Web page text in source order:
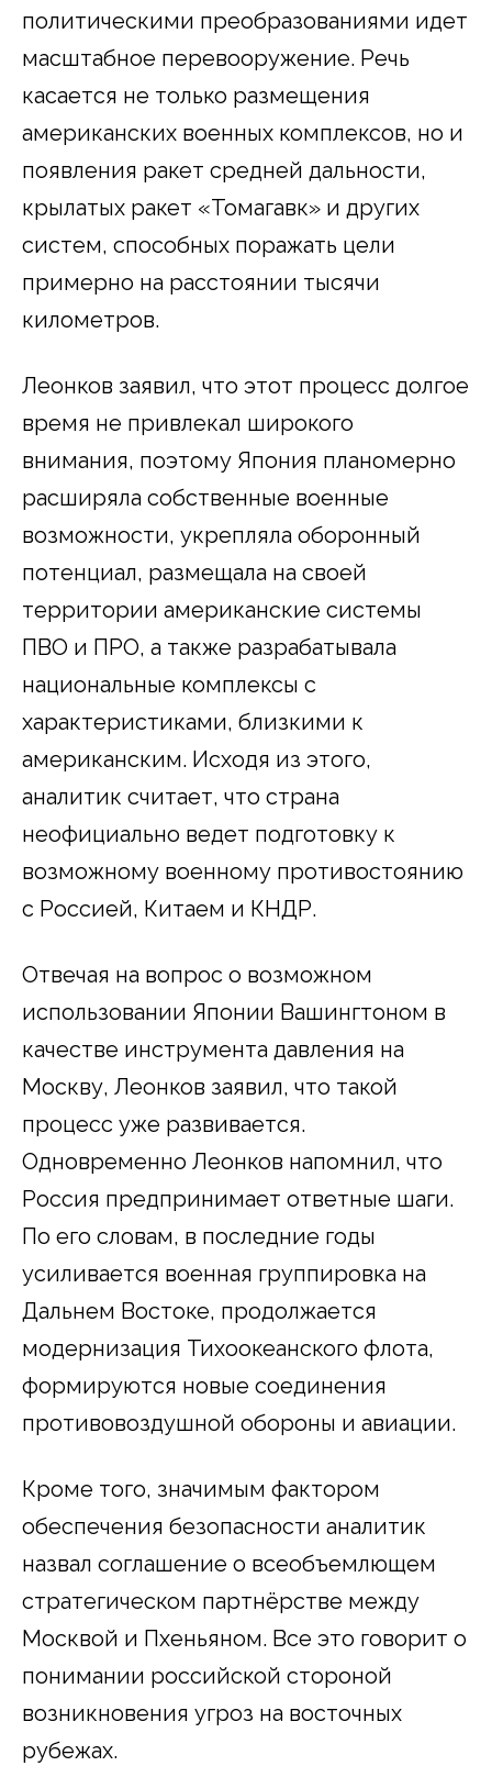
политическими преобразованиями идет
масштабное перевооружение. Речь
касается не только размещения
американских военных комплексов, но и
появления ракет средней дальности,
крылатых ракет «Томагавк» и других
систем, способных поражать цели
примерно на расстоянии тысячи
километров.
Леонков заявил, что этот процесс долгое
время не привлекал широкого
внимания, поэтому Япония планомерно
расширяла собственные военные
возможности, укрепляла оборонный
потенциал, размещала на своей
территории американские системы
ПВО и ПРО, а также разрабатывала
национальные комплексы с
характеристиками, близкими к
американским. Исходя из этого,
аналитик считает, что страна
неофициально ведет подготовку к
возможному военному противостоянию
с Россией, Китаем и КНДР.
Отвечая на вопрос о возможном
использовании Японии Вашингтоном в
качестве инструмента давления на
Москву, Леонков заявил, что такой
процесс уже развивается.
Одновременно Леонков напомнил, что
Россия предпринимает ответные шаги.
По его словам, в последние годы
усиливается военная группировка на
Дальнем Востоке, продолжается
модернизация Тихоокеанского флота,
формируются новые соединения
противовоздушной обороны и авиации.
Кроме того, значимым фактором
обеспечения безопасности аналитик
назвал соглашение о всеобъемлющем
стратегическом партнёрстве между
Москвой и Пхеньяном. Все это говорит о
понимании российской стороной
возникновения угроз на восточных
рубежах.